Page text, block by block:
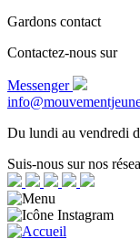
Gardons contact
Contactez-nous sur
Messenger
Du lundi au vendredi
Suis-nous sur nos